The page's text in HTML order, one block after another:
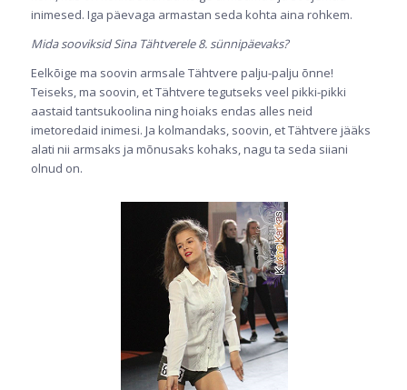
inimesed. Iga päevaga armastan seda kohta aina rohkem.
Mida sooviksid Sina Tähtverele 8. sünnipäevaks?
Eelkõige ma soovin armsale Tähtvere palju-palju õnne!
Teiseks, ma soovin, et Tähtvere tegutseks veel pikki-pikki
aastaid tantsukoolina ning hoiaks endas alles neid
imetoredaid inimesi. Ja kolmandaks, soovin, et Tähtvere jääks
alati nii armsaks ja mõnusaks kohaks, nagu ta seda siiani
olnud on.